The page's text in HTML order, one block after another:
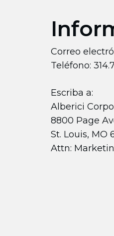
Correo
Teléfono:
Escriba a:
Alberici
8800 Page
St. Louis, MO
Attn: